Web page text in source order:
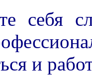
себя
и